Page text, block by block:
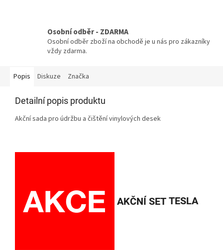
Osobní odběr - ZDARMA
Osobní odběr zboží na obchodě je u nás pro zákazníky
vždy zdarma.
Popis Diskuze Značka
Detailní popis produktu
Akční sada pro údržbu a čištění vinylových desek
AKČNÍ SET TESLA